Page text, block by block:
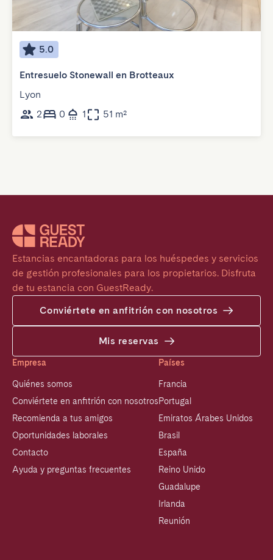
5.0
Entresuelo Stonewall en Brotteaux
Lyon
2
0 1 51 m²
Estancias encantadoras para los huéspedes y servicios
de gestión profesionales para los propietarios. Disfruta
de tu estancia con GuestReady.
Conviértete en anfitrión con nosotros
Mis reservas
Empresa
Quiénes somos
Conviértete en anfitrión con nosotros
Recomienda a tus amigos
Oportunidades laborales
Contacto
Ayuda y preguntas frecuentes
Países
Francia
Portugal
Emiratos Árabes Unidos
Brasil
España
Reino Unido
Guadalupe
Irlanda
Reunión